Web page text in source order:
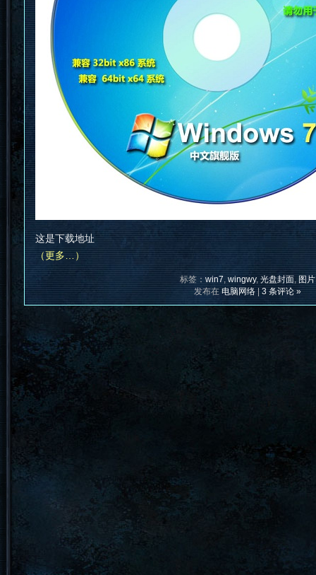
这是下载地址
（更多…）
标签： win7, wingwy, 光盘封面, 图片
发布在 电脑网络 3 条评论 »